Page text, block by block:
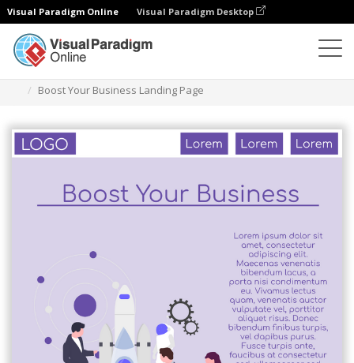
Visual Paradigm Online Visual Paradigm Desktop
Boost Your Business Landing Page